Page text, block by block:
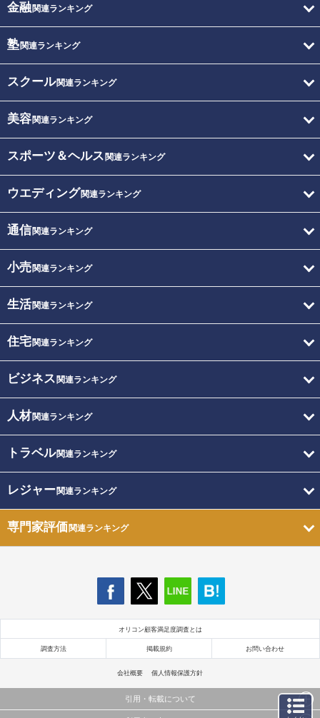
金融関連ランキング
塾関連ランキング
スクール関連ランキング
美容関連ランキング
スポーツ＆ヘルス 関連ランキング
ウエディング関連ランキング
通信関連ランキング
小売関連ランキング
生活関連ランキング
住宅関連ランキング
ビジネス 関連ランキング
人材関連ランキング
トラベル関連ランキング
レジャー関連ランキング
専門家評価関連ランキング
オリコン顧客満足度調査とは
調査方法 掲載規約 お問い合わせ
会社概要 個人情報保護方針
引用・転載について